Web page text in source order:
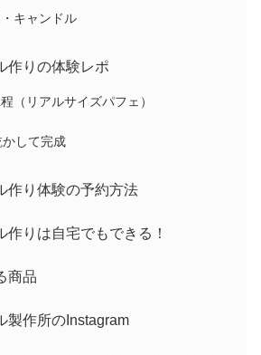
キャンドル
作りの体験レポ
（リアルサイズパフェ）
して完成
作り体験の予約方法
作りは自宅でもできる！
商品
製作所のInstagram